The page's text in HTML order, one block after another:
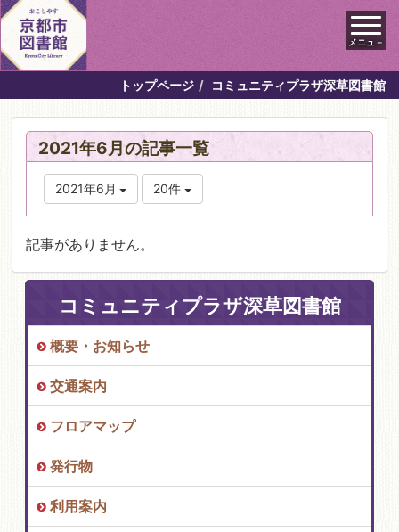
メニュ－
トップページ コミュニティプラザ深草図書館
2021年6月の記事一覧
2021年6月 20件
記事がありません。
コミュニティプラザ深草図書館
概要・お知らせ
交通案内
フロアマップ
発行物
利用案内